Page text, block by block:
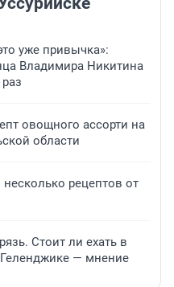
уже привычка»:
Владимира Никитина
овощного ассорти на
области
рецептов от
Стоит ли ехать в
— мнение